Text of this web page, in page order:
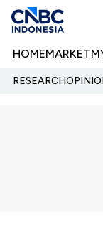
HOMEMARKET
RESEARCH